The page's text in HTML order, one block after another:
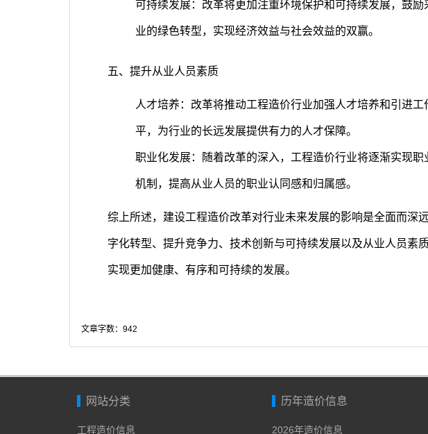
可持续发展：改革将更加注重环境保护和可持续发展，鼓
业的绿色转型，实现经济效益与社会效益的双赢。
五、提升从业人员素质
人才培养：改革将推动工程造价行业加强人才培养和引进
平，为行业的长远发展提供有力的人才保障。
职业化发展：随着改革的深入，工程造价行业将逐渐实现
机制，提高从业人员的职业认同感和归属感。
综上所述，建设工程造价改革对行业未来发展的影响是全面而深
字化转型、提升竞争力、技术创新与可持续发展以及从业人员素
实现更加健康、有序和可持续的发展。
文章字数：942
网站分类
工程造价信息
历年造价信息
2026年造价信息